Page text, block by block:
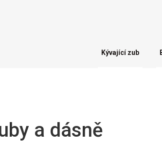
Kývající zub
a dásně